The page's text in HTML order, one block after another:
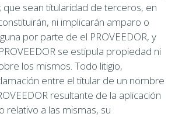
que sean titularidad de terceros, en
ni implicarán amparo o
por parte de el PROVEEDOR, y
se estipula propiedad ni
los mismos. Todo litigio,
entre el titular de un nombre
resultante de la aplicación
relativo a las mismas, su